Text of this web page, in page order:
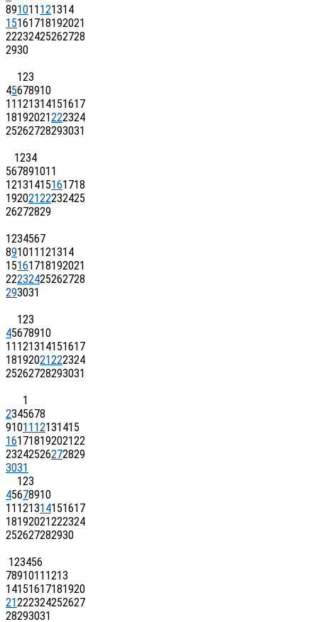
891011 121314
15161718192021
22232425262728
2930
123
45678910
11 121314151617
18192021222324
25262728293031
1234
567891011
12131415161718
19202122232425
26272829
1234567
891011 121314
15161718192021
22232425262728
293031
123
45678910
11 121314151617
18192021222324
25262728293031
1
2345678
91011 12131415
16171819202122
23242526272829
3031
123
45678910
11 121314151617
18192021222324
252627282930
123456
7891011 1213
14151617181920
21222324252627
28293031